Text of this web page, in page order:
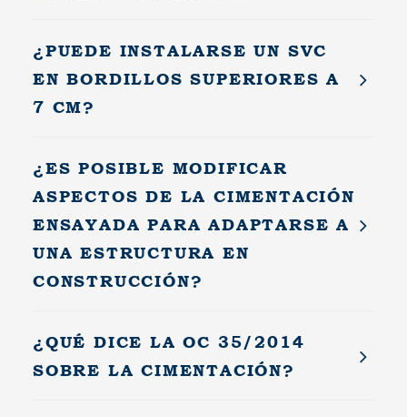
¿PUEDE INSTALARSE UN SVC
EN BORDILLOS SUPERIORES A
7 CM?
¿ES POSIBLE MODIFICAR
ASPECTOS DE LA CIMENTACIÓN
ENSAYADA PARA ADAPTARSE A
UNA ESTRUCTURA EN
CONSTRUCCIÓN?
¿QUÉ DICE LA OC 35/2014
SOBRE LA CIMENTACIÓN?